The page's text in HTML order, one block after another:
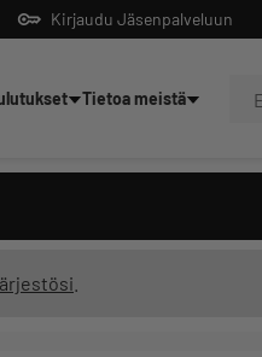
Kirjaudu Jäsenpalveluun
Tietoa meistä